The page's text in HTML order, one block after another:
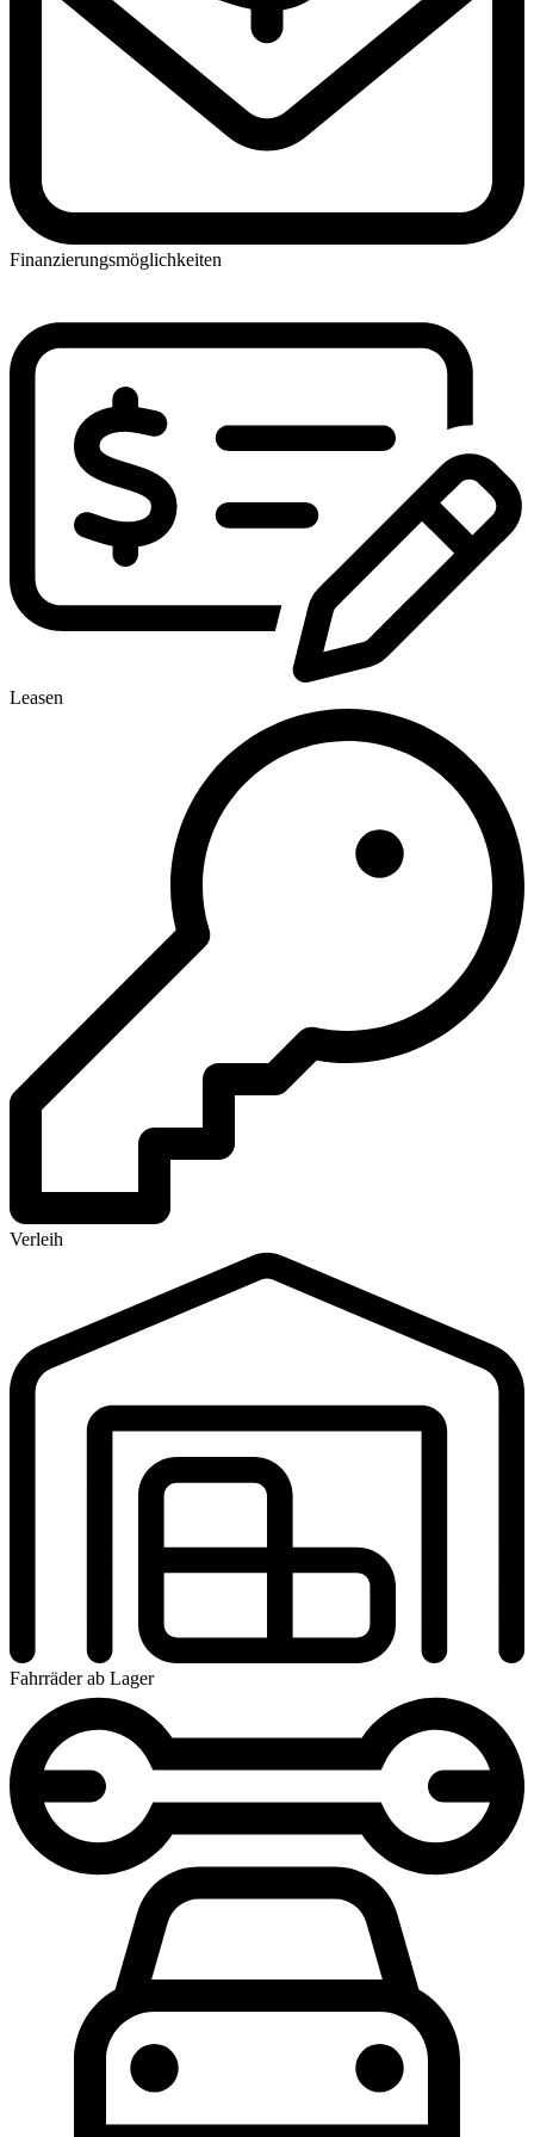
Finanzierungsmöglichkeiten
Leasen
Verleih
Fahrräder ab Lager